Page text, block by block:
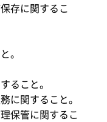
存に関するこ
。
ること。
に関すること。
保管に関するこ